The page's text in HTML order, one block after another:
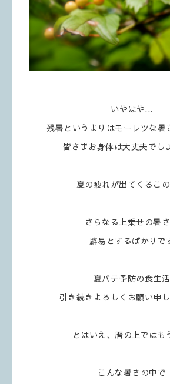
いやはや...
残暑というよりはモーレツな暑
皆さまお身体は大丈夫でし
夏の疲れが出てくるこ
さらなる上乗せの暑
辟易とするばかりで
夏バテ予防の食生活
引き続きよろしくお願い申
とはいえ、暦の上ではも
こんな暑さの中で